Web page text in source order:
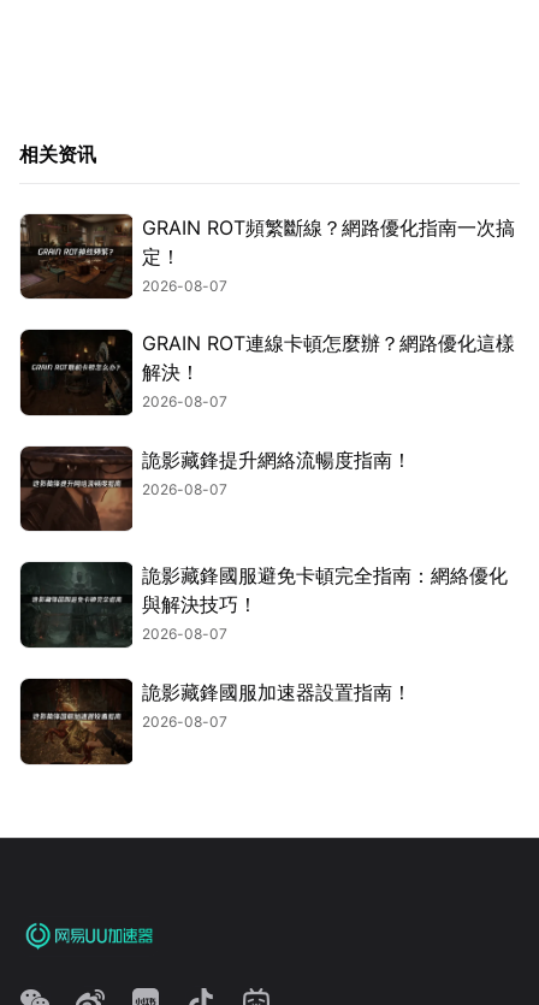
相关资讯
GRAIN ROT頻繁斷線？網路優化指南一次搞
定！
2026-08-07
GRAIN ROT連線卡頓怎麼辦？網路優化這樣
解決！
2026-08-07
詭影藏鋒提升網絡流暢度指南！
2026-08-07
詭影藏鋒國服避免卡頓完全指南：網絡優化
與解決技巧！
2026-08-07
詭影藏鋒國服加速器設置指南！
2026-08-07